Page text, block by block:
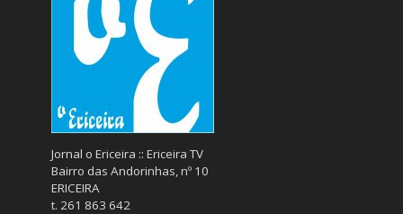
Jornal o Ericeira :: Ericeira TV
Bairro das Andorinhas, nº 10
ERICEIRA
t. 261 863 642